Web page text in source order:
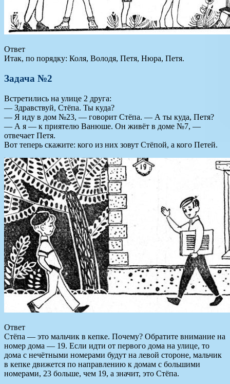
Ответ
Итак, по порядку: Коля, Володя, Петя, Нюра, Петя.
Задача №2
Встретились на улице 2 друга:
— Здравствуй, Стёпа. Ты куда?
— Я иду в дом №23, — говорит Стёпа. — А ты куда, Петя?
— А я — к приятелю Ванюше. Он живёт в доме №7, —
отвечает Петя.
Вот теперь скажите: кого из них зовут Стёпой, а кого Петей.
Ответ
Стёпа — это мальчик в кепке. Почему? Обратите внимание на
номер дома — 19. Если идти от первого дома на улице, то
дома с нечётными номерами будут на левой стороне, мальчик
в кепке движется по направлению к домам с большими
номерами, 23 больше, чем 19, а значит, это Стёпа.